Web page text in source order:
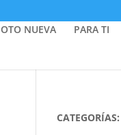
NUEVA PARA TI
CATEGORÍAS: